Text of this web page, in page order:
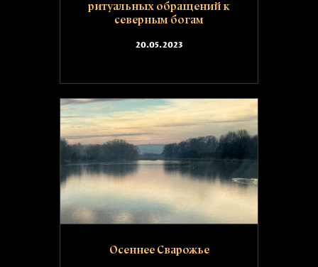
ритуальных обращений к
северным богам
20.05.2023
Осеннее Сварожье